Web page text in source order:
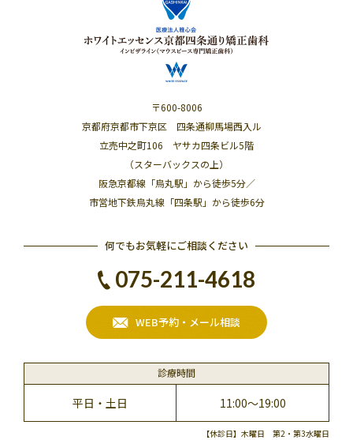
〒600-8006
京都府京都市下京区 四条通柳馬場西入ル
立売中之町106 ヤサカ四条ビル5階
（スターバックスの上）
阪急京都線「烏丸駅」から徒歩5分／
市営地下鉄烏丸線「四条駅」から徒歩6分
何でもお気軽にご相談ください
075-211-4618
WEB予約・メール相談
診療時間
平日・土日 11:00～19:00
【休診日】木曜日 第2・第3水曜日